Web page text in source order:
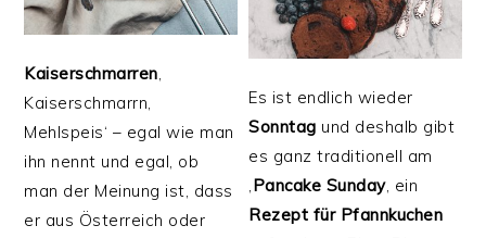
Kaiserschmarren,
Kaiserschmarrn,
Mehlspeis‘ – egal wie man
ihn nennt und egal, ob
man der Meinung ist, dass
er aus Österreich oder
Es ist endlich wieder
Sonntag und deshalb gibt
es ganz traditionell am
‚ Pancake Sunday‚ ein
Rezept für Pfannkuchen